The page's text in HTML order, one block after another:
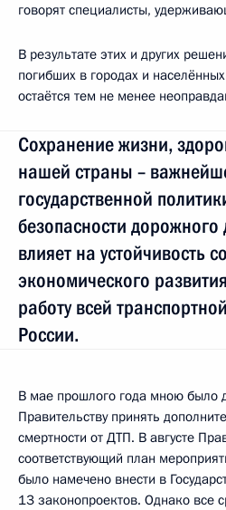
говорят специалисты,
В результате этих и других
погибших в городах и
остаётся тем не менее
Сохранение жизни,
нашей страны –
государственной
безопасности
влияет на устойчивость
экономического
работу всей
России.
В мае прошлого года мною было
Правительству принять
смертности от ДТП. В августе
соответствующий план
было намечено внести в
13 законопроектов. Однако все